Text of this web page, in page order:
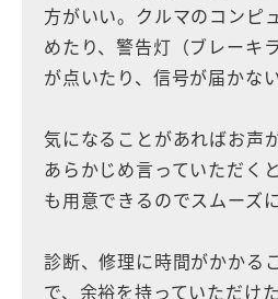
方がいい。クルマのコンピ
めたり、警告灯（ブレーキ
が点いたり、信号が届かな
気になることがあればお声
あらかじめ言っていただく
も用意できるのでスムーズ
診断、修理に時間がかかる
で、余裕を持っていただけ